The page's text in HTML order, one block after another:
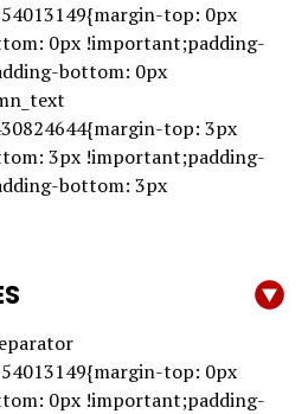
top: 0px
0px !important;padding-
bottom: 0px
top: 3px
3px !important;padding-
bottom: 3px
top: 0px
0px !important;padding-